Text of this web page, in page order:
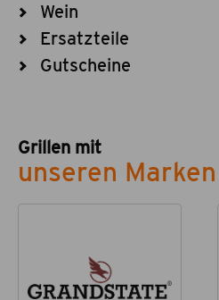
Wein
Ersatzteile
Gutscheine
Grillen mit
unseren Marken